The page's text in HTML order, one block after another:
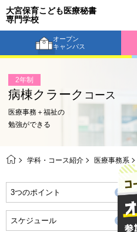
大宮保育こども医療秘書
専門学校
オープン
キャンパス
2年制
病棟クラーク コース
医療事務＋福祉の
勉強ができる
学科・コース紹介 医療事務系
3つのポイント
スケジュール